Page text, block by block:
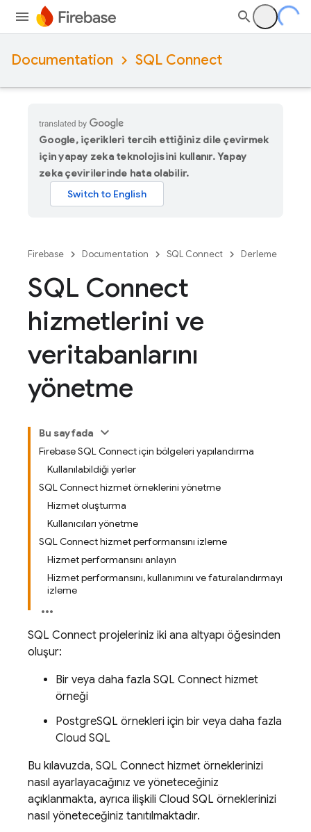
Documentation SQL Connect
Google, içerikleri tercih ettiğiniz dile çevirmek
için yapay zeka teknolojisini kullanır. Yapay
zeka çevirilerinde hata olabilir.
Firebase Documentation SQL Connect Derleme
SQL Connect
hizmetlerini ve
veritabanlarını
yönetme
Bu sayfada
Firebase SQL Connect için bölgeleri yapılandırma
Kullanılabildiği yerler
SQL Connect hizmet örneklerini yönetme
Hizmet oluşturma
Kullanıcıları yönetme
SQL Connect hizmet performansını izleme
Hizmet performansını anlayın
Hizmet performansını, kullanımını ve faturalandırmayı
izleme
SQL Connect projeleriniz iki ana altyapı öğesinden
oluşur:
Bir veya daha fazla SQL Connect hizmet
örneği
PostgreSQL örnekleri için bir veya daha fazla
Cloud SQL
Bu kılavuzda, SQL Connect hizmet örneklerinizi
nasıl ayarlayacağınız ve yöneteceğiniz
açıklanmakta, ayrıca ilişkili Cloud SQL örneklerinizi
nasıl yöneteceğiniz tanıtılmaktadır.